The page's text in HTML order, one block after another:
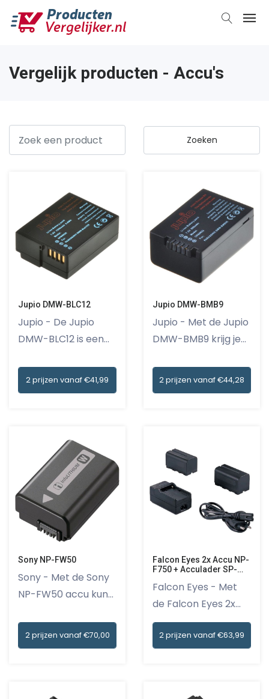
Vergelijk producten - Accu's
Jupio DMW-BLC12
Jupio - De Jupio
DMW-BLC12 is een
2 prijzen vanaf €41,99
Jupio DMW-BMB9
Jupio - Met de Jupio
DMW-BMB9 krijg je
2 prijzen vanaf €44,28
Sony NP-FW50
Sony - Met de Sony
NP-FW50 accu kun
2 prijzen vanaf €70,00
Falcon Eyes 2x Accu NP-
F750 + Acculader SP-
Falcon Eyes - Met
de Falcon Eyes 2x
Accu NP...
2 prijzen vanaf €63,99